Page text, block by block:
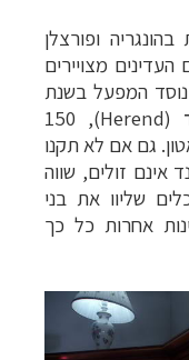
ופורצלן
מצויירים
שנה, מאז נוסד המפעל בשנת
(
Herend
), 150
גם אם לא תקנו
אינם זולים, שווה
שליוו את בני
אחרות כל כך